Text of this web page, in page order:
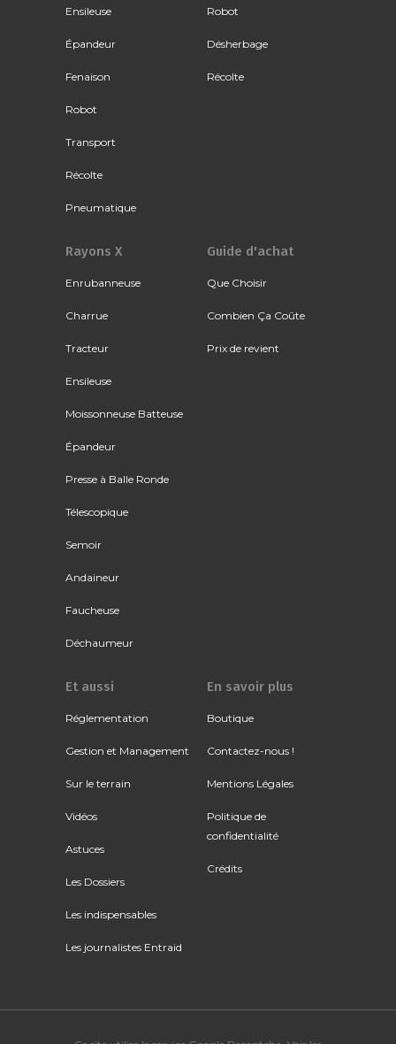
Ensileuse
Épandeur
Fenaison
Robot
Transport
Récolte
Pneumatique
Robot
Désherbage
Récolte
Rayons X
Enrubanneuse
Charrue
Tracteur
Ensileuse
Moissonneuse Batteuse
Épandeur
Presse à Balle Ronde
Télescopique
Semoir
Andaineur
Faucheuse
Déchaumeur
Guide d'achat
Que Choisir
Combien Ça Coûte
Prix de revient
Et aussi
Réglementation
Gestion et Management
Sur le terrain
Vidéos
Astuces
Les Dossiers
Les indispensables
Les journalistes Entraid
En savoir plus
Boutique
Contactez-nous !
Mentions Légales
Politique de
confidentialité
Crédits